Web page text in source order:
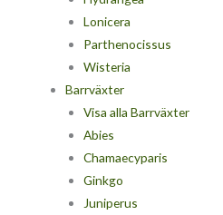
Lonicera
Parthenocissus
Wisteria
Barrväxter
Visa alla Barrväxter
Abies
Chamaecyparis
Ginkgo
Juniperus